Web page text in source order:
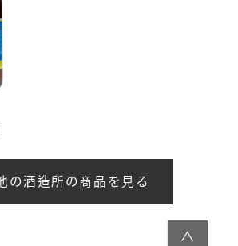
の酒造所の商品を見る
∧